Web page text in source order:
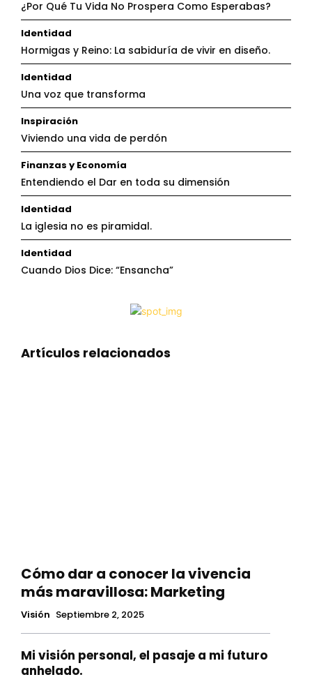
¿Por Qué Tu Vida No Prospera Como Esperabas?
Identidad
Hormigas y Reino: La sabiduría de vivir en diseño.
Identidad
Una voz que transforma
Inspiración
Viviendo una vida de perdón
Finanzas y Economía
Entendiendo el Dar en toda su dimensión
Identidad
La iglesia no es piramidal.
Identidad
Cuando Dios Dice: “Ensancha”
Artículos relacionados
Cómo dar a conocer la vivencia
más maravillosa: Marketing
Visión Septiembre 2, 2025
Mi visión personal, el pasaje a mi futuro
anhelado.